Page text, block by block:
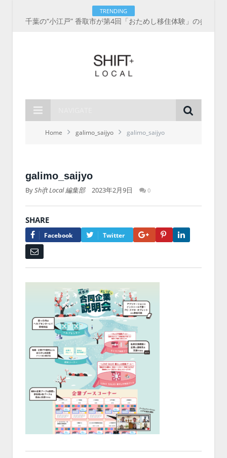
TRENDING
Home galimo_saijyo galimo_saijyo
galimo_saijyo
ByShift Local 編集部 2023年2月9日 0
SHARE
Facebook Twitter Google+Pinterest